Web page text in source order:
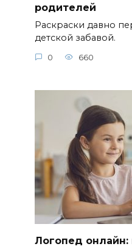
родителей
Раскраски давно
детской забавой.
0 660
Логопед онлайн: